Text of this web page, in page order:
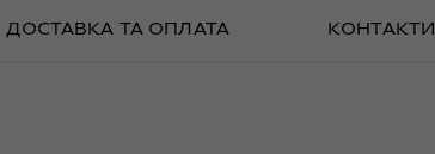
ДОСТАВКА ТА ОПЛАТА КОНТАКТИ